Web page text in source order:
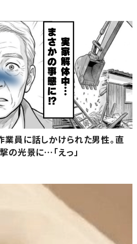
員に話しかけられた男性。直
の光景に…「えっ」